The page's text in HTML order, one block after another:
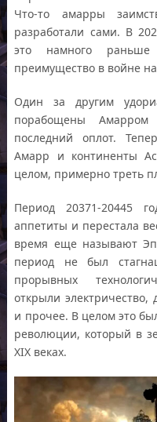
Что-то амарры
разработали сами. В
это намного
преимущество в войне
Один за другим
порабощены
последний оплот.
Амарр и континенты
целом, примерно треть
Период 20371-20445
аппетиты и перестала
время еще называют
период не был
прорывных
открыли электричество,
и прочее. В целом это
революции, который в
XIX веках.